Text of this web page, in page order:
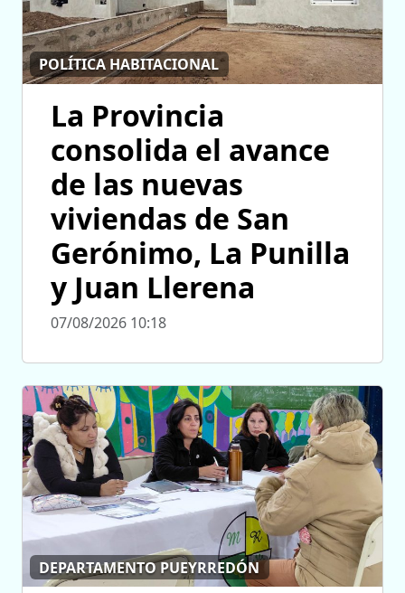
POLÍTICA HABITACIONAL
La Provincia
consolida el avance
de las nuevas
viviendas de San
Gerónimo, La Punilla
y Juan Llerena
07/08/2026 10:18
DEPARTAMENTO PUEYRREDÓN